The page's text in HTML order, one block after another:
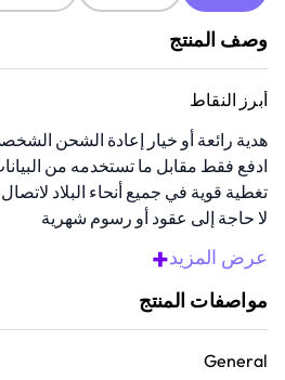
وصف المنتج
أبرز النقاط
هدية رائعة أو خيار إعادة الشحن
ادفع فقط مقابل ما تستخدمه من
تغطية قوية في جميع أنحاء البلاد
لا حاجة إلى عقود أو رسوم شهرية
وصول سريع مع إرسال بالبريد
احصل على باقة موبايل خالية من المتاعب مع
مباشرةً إلى بريدك الإلكتروني باللونين
الدفع المسبق الذين يرغبون في إدارة وقت
عرض المزيد+
مواصفات المنتج
General